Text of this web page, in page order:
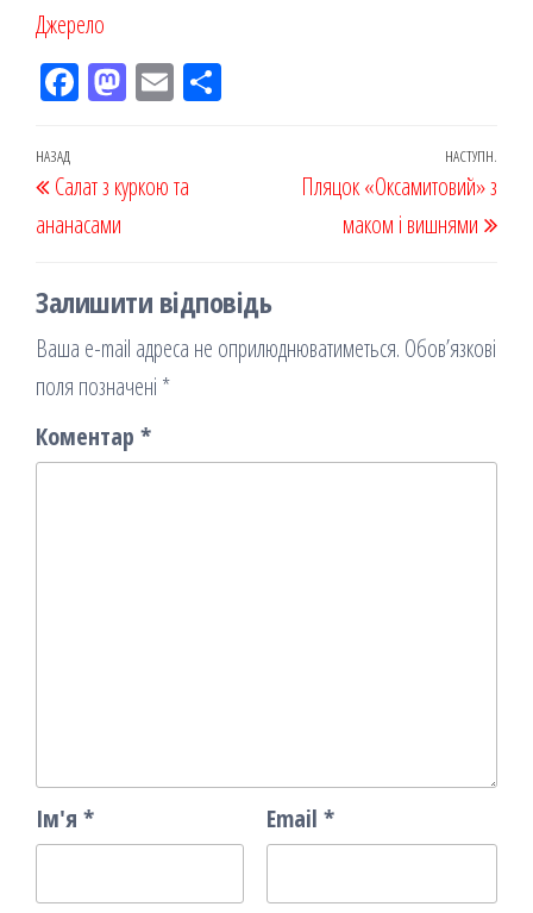
Джерело
Fac
k
M
on
Em
Навігація
записів
Попередній
запис
НАЗАД
Салат з куркою та
ананасами
НАСТУПН.
Пляцок «Оксамитовий» з
маком і вишнями
Залишити відповідь
Ваша e-mail адреса не оприлюднюватиметься. Обов’язкові
поля позначені *
Коментар *
Ім'я * Email *